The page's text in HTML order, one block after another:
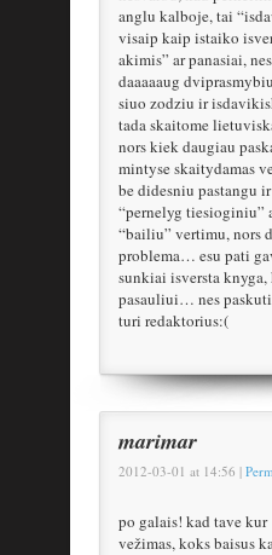
anglu kalboje, tai
visaip kaip istaiko
akimis” ar panasiai,
daaaaaug
siuo zodziu ir
tada skaitome
nors kiek daugiau
mintyse skaitydamas
be didesniu pastangu
“pernelyg tiesioginiu”
“bailiu” vertimu, nors
problema… esu pati
sunkiai isversta
pasauliui… nes
turi redaktorius:(
marimar
2012-03-01 at 14:56 |
po galais! kad tave kur
vežimas, koks baisus